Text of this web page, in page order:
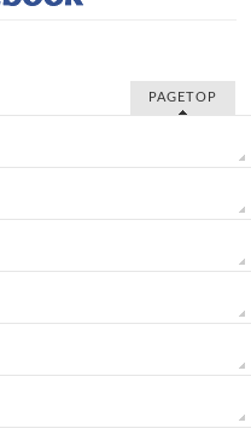
PAGETOP